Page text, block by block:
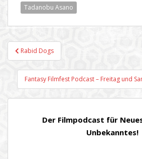
Tadanobu Asano
Beitragsnavigation
Rabid Dogs
Fantasy Filmfest Podcast – Freitag und
Der Filmpodcast für
Unbekanntes!